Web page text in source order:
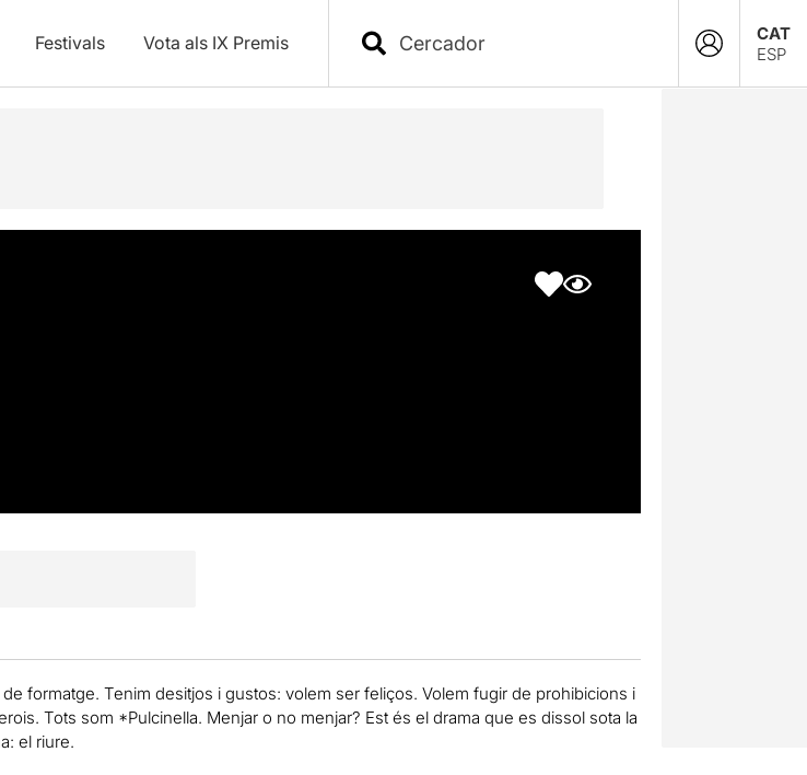
Festivals Vota als IX Premis
CAT
ESP
de formatge. Tenim desitjos i gustos: volem ser feliços. Volem fugir de prohibicions i
Tots som *Pulcinella. Menjar o no menjar? Est és el drama que es dissol sota la
el riure.